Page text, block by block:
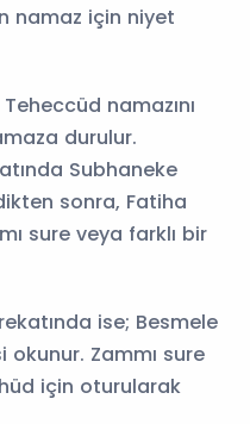
namaz için niyet
namazını
durulur.
Subhaneke
sonra, Fatiha
sure veya farklı bir
ise; Besmele
Zammı sure
için oturularak